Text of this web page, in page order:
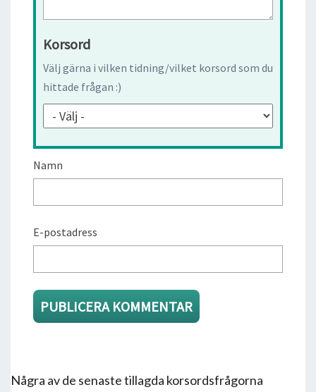
Korsord
Välj gärna i vilken tidning/vilket korsord som du
hittade frågan :)
Namn
E-postadress
Några av de senaste tillagda korsordsfrågorna